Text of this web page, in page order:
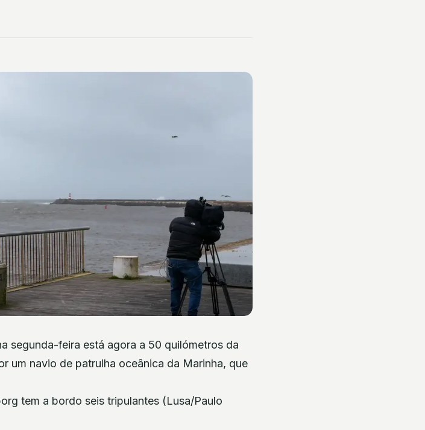
segunda-feira está agora a 50 quilómetros da
um navio de patrulha oceânica da Marinha, que
tem a bordo seis tripulantes (Lusa/Paulo